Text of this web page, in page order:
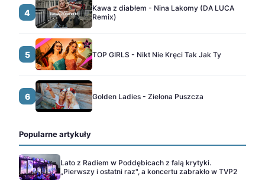
4
Kawa z diabłem - Nina Lakomy (DA LUCA
Remix)
5 TOP GIRLS - Nikt Nie Kręci Tak Jak Ty
6 Golden Ladies - Zielona Puszcza
Popularne artykuły
Lato z Radiem w Poddębicach z falą krytyki.
„Pierwszy i ostatni raz", a koncertu zabrakło w TVP2